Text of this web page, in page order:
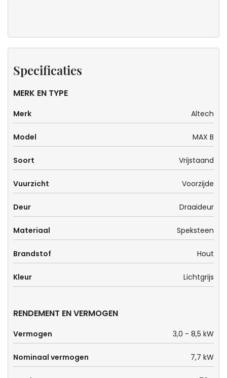
Specificaties
MERK EN TYPE
Merk Altech
Model MAX B
Soort Vrijstaand
Vuurzicht Voorzijde
Deur Draaideur
Materiaal Speksteen
Brandstof Hout
Kleur Lichtgrijs
RENDEMENT EN VERMOGEN
Vermogen 3,0 - 8,5 kW
Nominaal vermogen 7,7 kW